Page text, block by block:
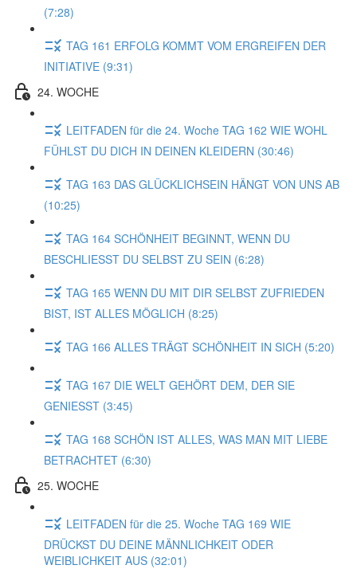
(7:28)
TAG 161 ERFOLG KOMMT VOM ERGREIFEN DER
INITIATIVE (9:31)
24. WOCHE
LEITFADEN für die 24. Woche TAG 162 WIE WOHL
FÜHLST DU DICH IN DEINEN KLEIDERN (30:46)
TAG 163 DAS GLÜCKLICHSEIN HÄNGT VON UNS AB
(10:25)
TAG 164 SCHÖNHEIT BEGINNT, WENN DU
BESCHLIESST DU SELBST ZU SEIN (6:28)
TAG 165 WENN DU MIT DIR SELBST ZUFRIEDEN
BIST, IST ALLES MÖGLICH (8:25)
TAG 166 ALLES TRÄGT SCHÖNHEIT IN SICH (5:20)
TAG 167 DIE WELT GEHÖRT DEM, DER SIE
GENIESST (3:45)
TAG 168 SCHÖN IST ALLES, WAS MAN MIT LIEBE
BETRACHTET (6:30)
25. WOCHE
LEITFADEN für die 25. Woche TAG 169 WIE
DRÜCKST DU DEINE MÄNNLICHKEIT ODER
WEIBLICHKEIT AUS (32:01)